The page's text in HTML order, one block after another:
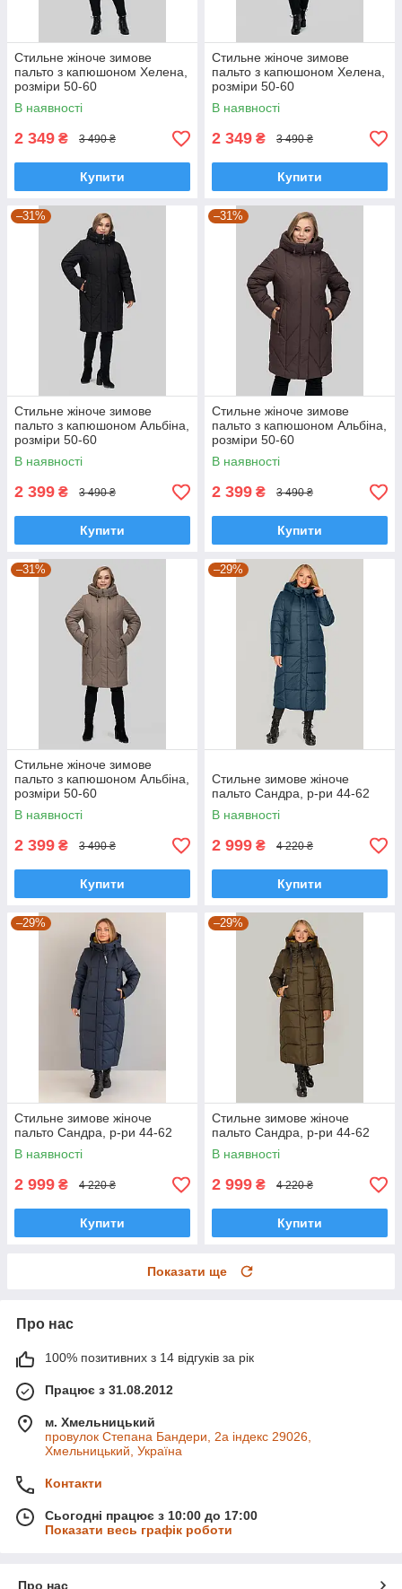
Стильне жіноче зимове
пальто з капюшоном Хелена,
розміри 50-60
В наявності
2 349 ₴ 3 490 ₴
Купити
Стильне жіноче зимове
пальто з капюшоном Хелена,
розміри 50-60
В наявності
2 349 ₴ 3 490 ₴
Купити
–31%
Стильне жіноче зимове
пальто з капюшоном Альбіна,
розміри 50-60
В наявності
2 399 ₴ 3 490 ₴
Купити
–31%
Стильне жіноче зимове
пальто з капюшоном Альбіна,
розміри 50-60
В наявності
2 399 ₴ 3 490 ₴
Купити
–31%
Стильне жіноче зимове
пальто з капюшоном Альбіна,
розміри 50-60
В наявності
2 399 ₴ 3 490 ₴
Купити
–29%
Стильне зимове жіноче
пальто Сандра, р-ри 44-62
В наявності
2 999 ₴ 4 220 ₴
Купити
–29%
Стильне зимове жіноче
пальто Сандра, р-ри 44-62
В наявності
2 999 ₴ 4 220 ₴
Купити
–29%
Стильне зимове жіноче
пальто Сандра, р-ри 44-62
В наявності
2 999 ₴ 4 220 ₴
Купити
Показати ще
Про нас
100% позитивних з 14 відгуків за рік
Працює з 31.08.2012
м. Хмельницький
провулок Степана Бандери, 2a індекс 29026,
Хмельницький, Україна
Контакти
Сьогодні працює з 10:00 до 17:00
Показати весь графік роботи
Про нас